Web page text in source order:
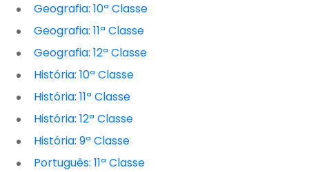
Geografia: 10ª Classe
Geografia: 11ª Classe
Geografia: 12ª Classe
História: 10ª Classe
História: 11ª Classe
História: 12ª Classe
História: 9ª Classe
Português: 11ª Classe